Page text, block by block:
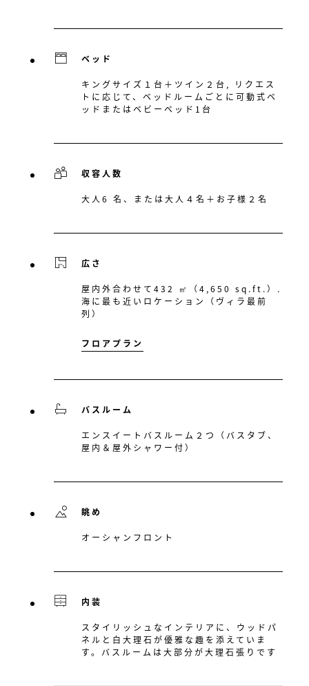
ベッド
キングサイズ１台＋ツイン２台, リクエス
トに応じて、ベッドルームごとに可動式ベ
ッドまたはベビーベッド1台
収容人数
大人6 名、または大人４名＋お子様２名
広さ
屋内外合わせて432 ㎡（4,650 sq.ft.）.
海に最も近いロケーション（ヴィラ最前
列）
フロアプラン
バスルーム
エンスイートバスルーム２つ（バスタブ、
屋内＆屋外シャワー付）
眺め
オーシャンフロント
内装
スタイリッシュなインテリアに、ウッドパ
ネルと白大理石が優雅な趣を添えていま
す。バスルームは大部分が大理石張りです